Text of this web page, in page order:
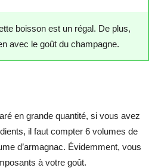
boisson est un régal. De plus,
avec le goût du champagne.
en grande quantité, si vous avez
il faut compter 6 volumes de
d’armagnac. Évidemment, vous
à votre goût.